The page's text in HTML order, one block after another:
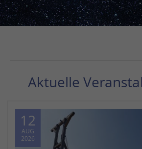
Aktuelle
12
AUG
2026